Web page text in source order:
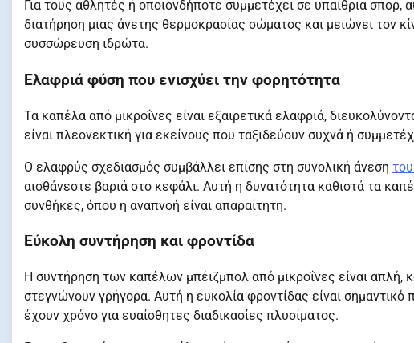
Για τους αθλητές ή οποιονδήποτε συμμετέχει σε υπαίθρια σπορ,
διατήρηση μιας άνετης θερμοκρασίας σώματος και μειώνει τον
συσσώρευση ιδρώτα.
Ελαφριά φύση που ενισχύει την φορητότητα
Τα καπέλα από μικροΐνες είναι εξαιρετικά ελαφριά,
είναι πλεονεκτική για εκείνους που ταξιδεύουν συχνά ή
Ο ελαφρύς σχεδιασμός συμβάλλει επίσης στη συνολική άνεση
αισθάνεστε βαριά στο κεφάλι. Αυτή η δυνατότητα καθιστά τα
συνθήκες, όπου η αναπνοή είναι απαραίτητη.
Εύκολη συντήρηση και φροντίδα
Η συντήρηση των καπέλων μπέιζμπολ από μικροΐνες είναι απλή,
στεγνώνουν γρήγορα. Αυτή η ευκολία φροντίδας είναι
έχουν χρόνο για ευαίσθητες διαδικασίες πλυσίματος.